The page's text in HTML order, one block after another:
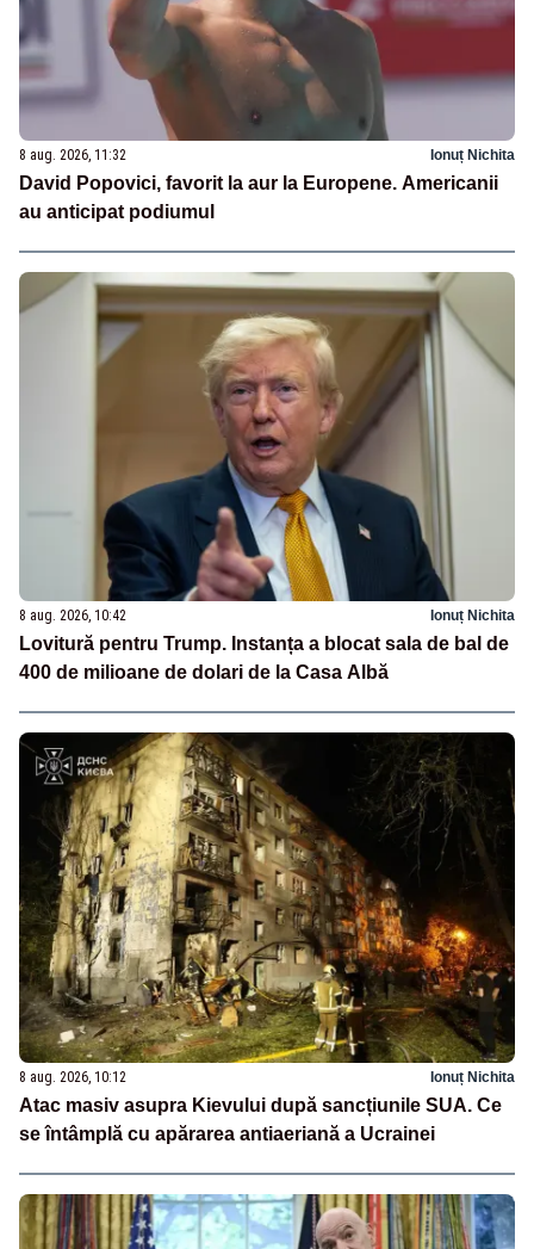
8 aug. 2026, 11:32 Ionuț Nichita
David Popovici, favorit la aur la Europene. Americanii
au anticipat podiumul
8 aug. 2026, 10:42 Ionuț Nichita
Lovitură pentru Trump. Instanța a blocat sala de bal de
400 de milioane de dolari de la Casa Albă
8 aug. 2026, 10:12 Ionuț Nichita
Atac masiv asupra Kievului după sancțiunile SUA. Ce
se întâmplă cu apărarea antiaeriană a Ucrainei